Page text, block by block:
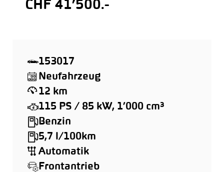
CHF 41’500.-
153017
Neufahrzeug
12 km
115 PS / 85 kW, 1’000 cm³
Benzin
5,7 l/100km
Automatik
Frontantrieb